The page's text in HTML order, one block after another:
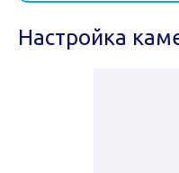
Настройка